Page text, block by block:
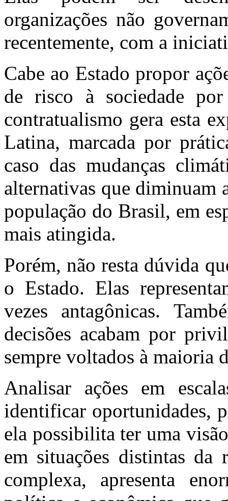
organizações não
recentemente, com a
Cabe ao Estado propor
de risco à sociedade
contratualismo gera esta
Latina, marcada por
caso das mudanças
alternativas que diminuam
população do Brasil, em
mais atingida.
Porém, não resta dúvida
o Estado. Elas
vezes antagônicas.
decisões acabam por
sempre voltados à maioria
Analisar ações em
identificar oportunidades,
ela possibilita ter uma
em situações distintas da
complexa, apresenta